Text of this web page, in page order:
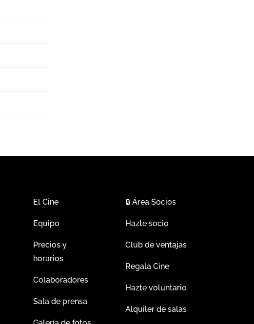
El Cine
Equipo
Precios y
horarios
Colaboradores
Sala de prensa
🔒Área Socios
Hazte socio
Club de ventajas
Regala Cine
Hazte voluntario
Alquiler de salas